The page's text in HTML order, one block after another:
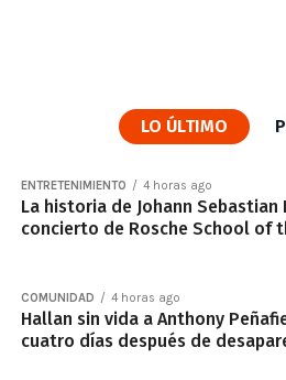
LO ÚLTIMO
ENTRETENIMIENTO 4 horas ago
La historia de Johann Sebastian
concierto de Rosche School of
COMUNIDAD 4 horas ago
Hallan sin vida a Anthony
cuatro días después de